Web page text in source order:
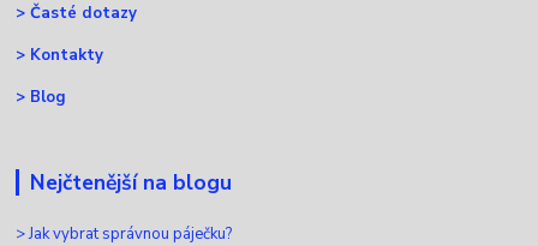
>Časté dotazy
> Kontakty
> Blog
Nejčtenější na blogu
>Jak vybrat správnou páječku?